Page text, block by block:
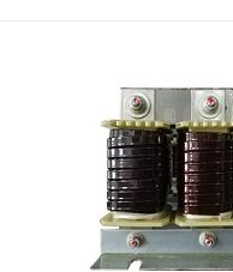
Купить в 1 клик
В избранное